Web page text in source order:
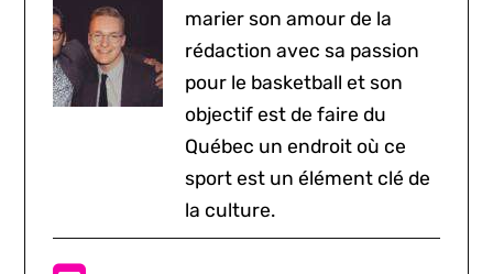
marier son amour de la
rédaction avec sa passion
pour le basketball et son
objectif est de faire du
Québec un endroit où ce
sport est un élément clé de
la culture.